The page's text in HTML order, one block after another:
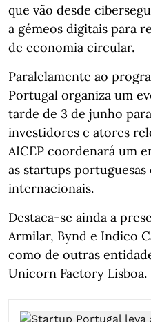
que vão desde
a gémeos digitais para
de economia circular.
Paralelamente ao
Portugal organiza um
tarde de 3 de junho
investidores e atores
AICEP coordenará um
as startups
internacionais.
Destaca‑se ainda a
Armilar, Bynd e Indico
como de outras
Unicorn Factory Lisboa.